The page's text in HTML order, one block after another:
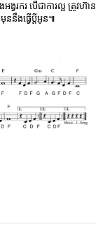
ង្វរករ បើជាការល្អ ត្រូវហ៊ាន
មុននឹងធ្វើប្តីអូន៕